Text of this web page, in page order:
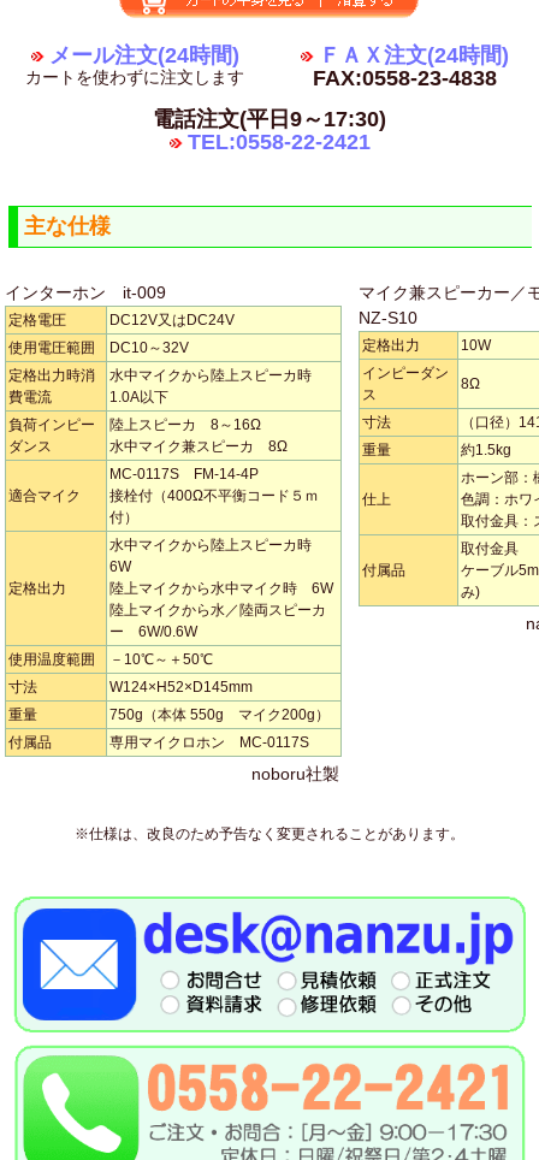
メール注文(24時間)
カートを使わずに注文します
ＦＡＸ注文(24時間)
FAX:0558-23-4838
電話注文(平日9～17:30)
TEL:0558-22-2421
主な仕様
インターホン it-009
定格電圧
DC12V又はDC24V
使用電圧範囲
DC10～32V
定格出力時消
費電流
水中マイクから陸上スピーカ時
1.0A以下
負荷インピー
ダンス
陸上スピーカ 8～16Ω
水中マイク兼スピーカ 8Ω
適合マイク
MC-0117S FM-14-4P
接栓付（400Ω不平衡コード５ｍ
付）
定格出力
水中マイクから陸上スピーカ時
6W
陸上マイクから水中マイク時 6W
陸上マイクから水／陸両スピーカ
ー 6W/0.6W
使用温度範囲
－10℃～＋50℃
寸法
W124×H52×D145mm
重量
750g（本体 550g マイク200g）
付属品
専用マイクロホン MC-0117S
noboru社製
マイク兼スピーカー
NZ-S10
定格出力
10W
インピーダン
ス
8Ω
寸法
（口径）
重量
約1.5kg
仕上
ホーン部：
色調：ホワ
取付金具：
付属品
取付金具
ケーブル
み)
※仕様は、改良のため予告なく変更されることがあります。